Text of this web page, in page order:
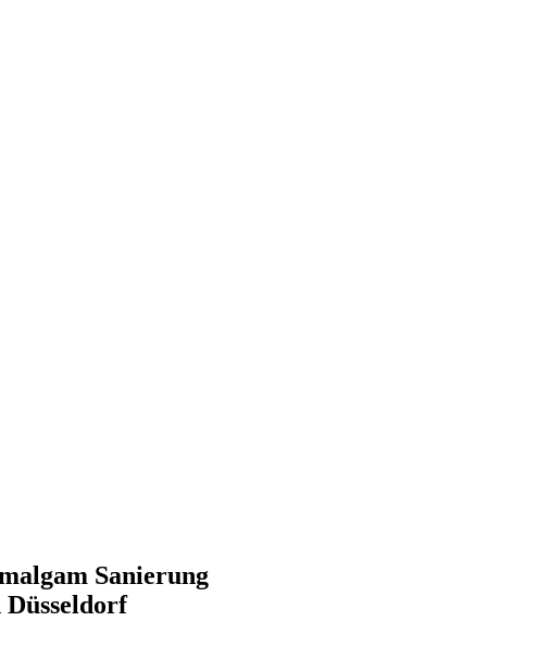
Sanierung
Düsseldorf